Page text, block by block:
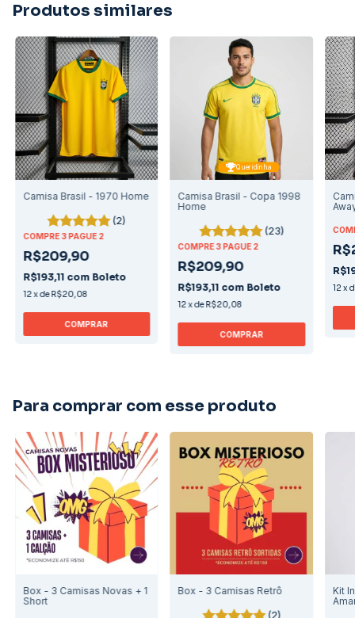
Produtos similares
Camisa Brasil - 1970 Home
(2)
COMPRE 3 PAGUE 2
R$209,90
R$193,11 com Boleto
12xdeR$20,08
COMPRAR
Queridinha
Camisa Brasil - Copa 1998
Home
(23)
COMPRE 3 PAGUE 2
R$209,90
R$193,11 com Boleto
12xdeR$20,08
COMPRAR
12 x
Para comprar com esse produto
Box - 3 Camisas Novas + 1
Short
Box - 3 Camisas Retrô
(2)
Kit